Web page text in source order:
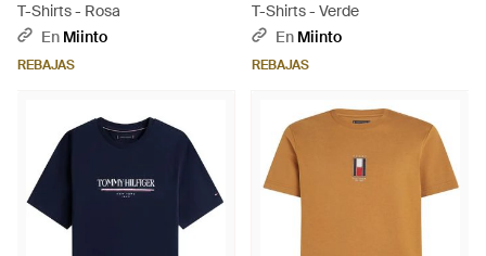
T-Shirts - Rosa
En Miinto
REBAJAS
T-Shirts - Verde
En Miinto
REBAJAS